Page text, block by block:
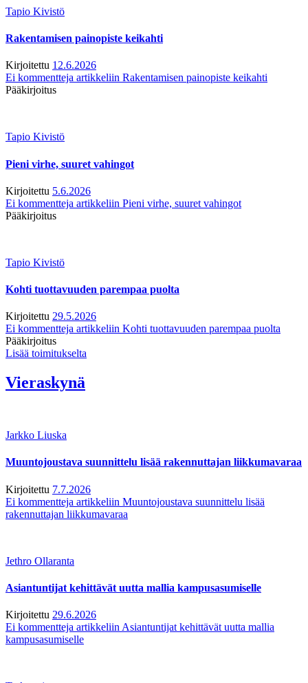
Tapio Kivistö
Rakentamisen painopiste keikahti
Kirjoitettu 12.6.2026
Ei kommentteja artikkeliin Rakentamisen painopiste keikahti
Pääkirjoitus
Tapio Kivistö
Pieni virhe, suuret vahingot
Kirjoitettu 5.6.2026
Ei kommentteja artikkeliin Pieni virhe, suuret vahingot
Pääkirjoitus
Tapio Kivistö
Kohti tuottavuuden parempaa puolta
Kirjoitettu 29.5.2026
Ei kommentteja artikkeliin Kohti tuottavuuden parempaa puolta
Pääkirjoitus
Lisää toimitukselta
Vieraskynä
Jarkko Liuska
Muuntojoustava suunnittelu lisää rakennuttajan liikkumavaraa
Kirjoitettu 7.7.2026
Ei kommentteja artikkeliin Muuntojoustava suunnittelu lisää
rakennuttajan liikkumavaraa
Jethro Ollaranta
Asiantuntijat kehittävät uutta mallia kampusasumiselle
Kirjoitettu 29.6.2026
Ei kommentteja artikkeliin Asiantuntijat kehittävät uutta mallia
kampusasumiselle